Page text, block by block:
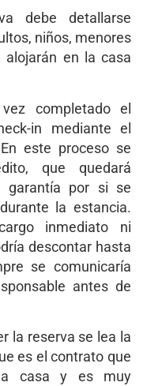
debe detallarse
niños, menores
en la casa
completado el
in mediante el
este proceso se
que quedará
garantía por si se
la estancia.
inmediato ni
descontar hasta
se comunicaría
antes de
la reserva se lea la
es el contrato que
casa y es muy